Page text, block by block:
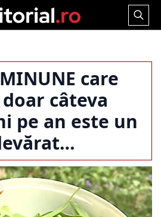
Search
care
câteva
pe an este un